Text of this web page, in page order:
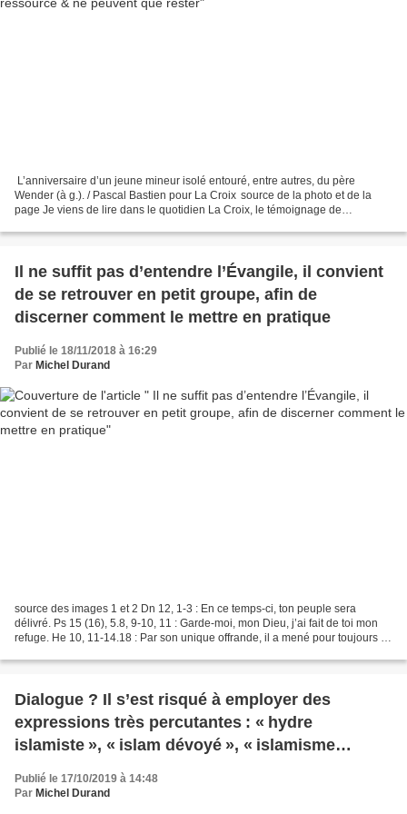
L’anniversaire d’un jeune mineur isolé entouré, entre autres, du père
Wender (à g.). / Pascal Bastien pour La Croix source de la photo et de la
page Je viens de lire dans le quotidien La Croix, le témoignage de
Il ne suffit pas d’entendre l’Évangile, il convient
de se retrouver en petit groupe, afin de
discerner comment le mettre en pratique
Publié le 18/11/2018 à 16:29
Par Michel Durand
source des images 1 et 2 Dn 12, 1-3 : En ce temps-ci, ton peuple sera
délivré. Ps 15 (16), 5.8, 9-10, 11 : Garde-moi, mon Dieu, j’ai fait de toi mon
refuge. He 10, 11-14.18 : Par son unique offrande, il a mené pour toujours à
Dialogue ? Il s’est risqué à employer des
expressions très percutantes : « hydre
islamiste », « islam dévoyé », « islamisme
Publié le 17/10/2019 à 14:48
Par Michel Durand